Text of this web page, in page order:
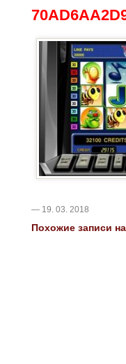
— 19. 03. 2018
Похожие записи